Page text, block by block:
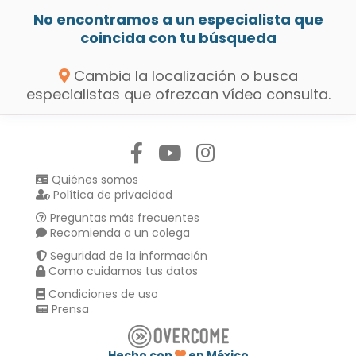
No encontramos a un especialista que
coincida con tu búsqueda
Cambia la localización o busca
especialistas que ofrezcan vídeo consulta.
Quiénes somos
Política de privacidad
Preguntas más frecuentes
Recomienda a un colega
Seguridad de la información
Como cuidamos tus datos
Condiciones de uso
Prensa